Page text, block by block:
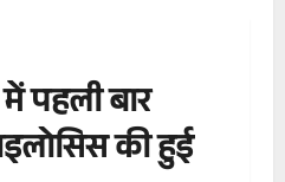
पहली बार
की हुई